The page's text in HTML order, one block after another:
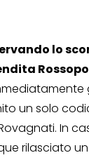
lo
un solo
In
rilasciato
500€